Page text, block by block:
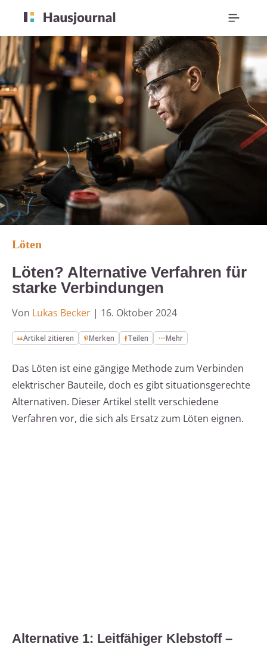
Löten
Löten? Alternative Verfahren für
starke Verbindungen
Von Lukas Becker | 16. Oktober 2024
Artikel zitieren Merken Teilen Mehr
Das Löten ist eine gängige Methode zum Verbinden
elektrischer Bauteile, doch es gibt situationsgerechte
Alternativen. Dieser Artikel stellt verschiedene
Verfahren vor, die sich als Ersatz zum Löten eignen.
Alternative 1: Leitfähiger Klebstoff –